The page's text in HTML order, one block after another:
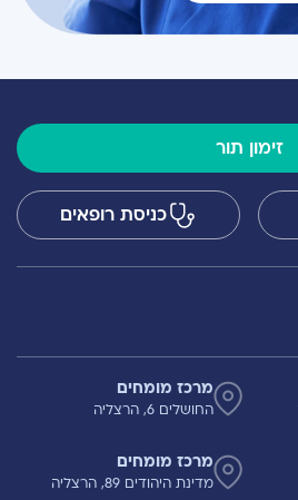
זימון תור
כניסת רופאים
מרכז מומחים
החושלים 6, הרצליה
מרכז מומחים
מדינת היהודים 89, הרצליה